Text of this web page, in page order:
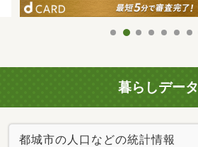
暮らしデータ
都城市の人口などの統計情報